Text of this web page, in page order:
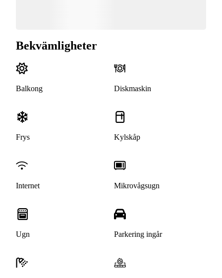
Bekvämligheter
Balkong Diskmaskin
Frys Kylskåp
Internet Mikrovågsugn
Ugn Parkering ingår